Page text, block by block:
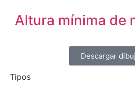
Altura mínima de
Descargar
Tipos